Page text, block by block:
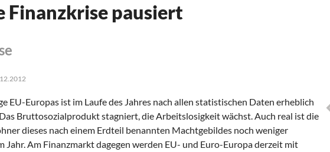
Finanzkrise pausiert
EU-Europas ist im Laufe des Jahres nach allen statistischen Daten erheblich
Bruttosozialprodukt stagniert, die Arbeitslosigkeit wächst. Auch real ist die
dieses nach einem Erdteil benannten Machtgebildes noch weniger
Jahr. Am Finanzmarkt dagegen werden EU- und Euro-Europa derzeit mit